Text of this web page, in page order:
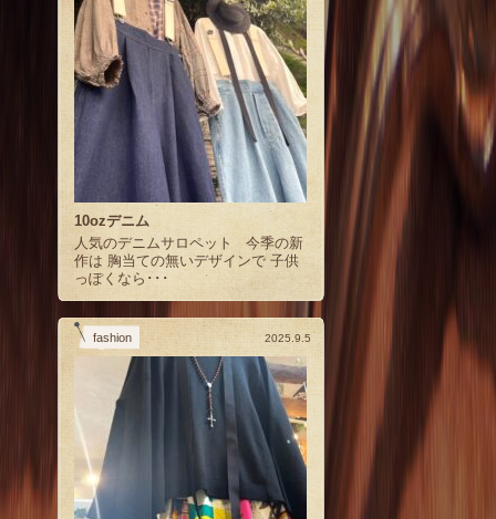
10ozデニム
人気のデニムサロペット 今季の新
作は 胸当ての無いデザインで 子供
っぽくなら･･･
fashion 2025.9.5